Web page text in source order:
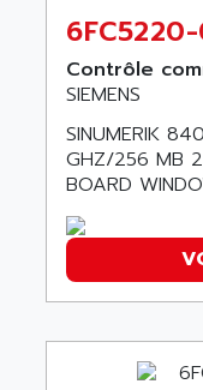
SINUMERIK
SINUMERIK
PREMIUM
PREVENTA
TWIDO
NANO
PCMCIA
SIMATIC
TDM
DIAX 2
ACTIA
ACTION PAK
ACTIVA
ACTIVE
ACTRONIC
ACU-RITE
ACX ADAP
Contrôle
SIEMENS
SINUMERIK
GHZ/256 MB
BOARD